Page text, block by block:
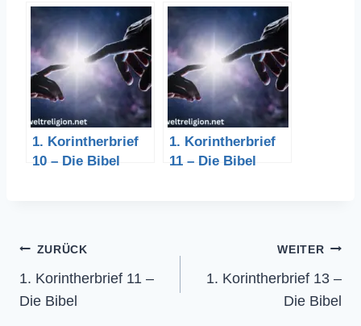
1. Korintherbrief
10 – Die Bibel
1. Korintherbrief
11 – Die Bibel
Beitragsnavigation
ZURÜCK
1. Korintherbrief 11 –
Die Bibel
WEITER
1. Korintherbrief 13 –
Die Bibel